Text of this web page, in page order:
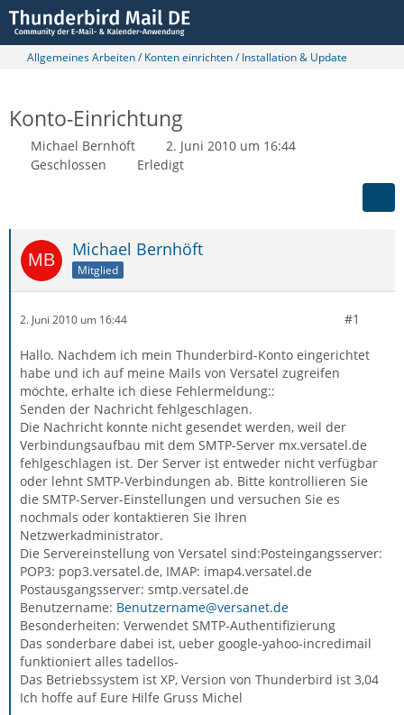
Allgemeines Arbeiten / Konten einrichten / Installation & Update
Konto-Einrichtung
Michael Bernhöft
2. Juni 2010 um 16:44
Geschlossen
Erledigt
Michael Bernhöft
Mitglied
2. Juni 2010 um 16:44 #1
Hallo. Nachdem ich mein Thunderbird-Konto eingerichtet
habe und ich auf meine Mails von Versatel zugreifen
möchte, erhalte ich diese Fehlermeldung::
Senden der Nachricht fehlgeschlagen.
Die Nachricht konnte nicht gesendet werden, weil der
Verbindungsaufbau mit dem SMTP-Server mx.versatel.de
fehlgeschlagen ist. Der Server ist entweder nicht verfügbar
oder lehnt SMTP-Verbindungen ab. Bitte kontrollieren Sie
die SMTP-Server-Einstellungen und versuchen Sie es
nochmals oder kontaktieren Sie Ihren
Netzwerkadministrator.
Die Servereinstellung von Versatel sind:Posteingangsserver:
POP3: pop3.versatel.de, IMAP: imap4.versatel.de
Postausgangsserver: smtp.versatel.de
Benutzername: Benutzername@versanet.de
Besonderheiten: Verwendet SMTP-Authentifizierung
Das sonderbare dabei ist, ueber google-yahoo-incredimail
funktioniert alles tadellos-
Das Betriebssystem ist XP, Version von Thunderbird ist 3,04
Ich hoffe auf Eure Hilfe Gruss Michel